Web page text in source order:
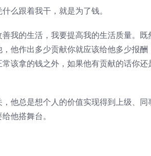
么跟着我干，就是为了钱。
我的生活，我要提高我的生活质量。既
他作出多少贡献你就应该给他多少报酬
该拿的钱之外，如果他有贡献的话你还
他总是想个人的价值实现得到上级、同
他搭舞台。